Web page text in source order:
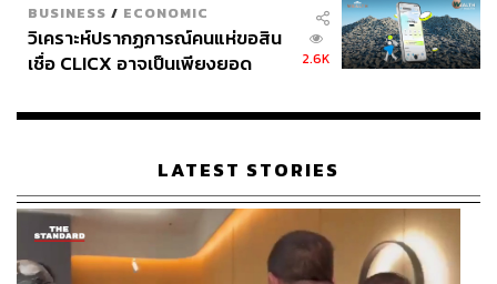
BUSINESS / ECONOMIC
วิเคราะห์ปรากฏการณ์คนแห่ขอสิน
เชื่อ CLICX อาจเป็นเพียงยอด
เรือนไทยที่ถูกซุกไว้
2.6K
LATEST STORIES